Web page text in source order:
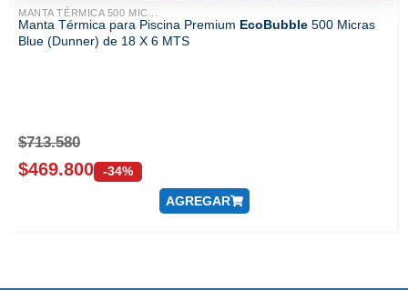
MANTA TÉRMICA 500 MIC...
Manta Térmica para Piscina Premium EcoBubble 500 Micras
Blue (Dunner) de 18 X 6 MTS
$713.580
$469.800 -34%
AGREGAR